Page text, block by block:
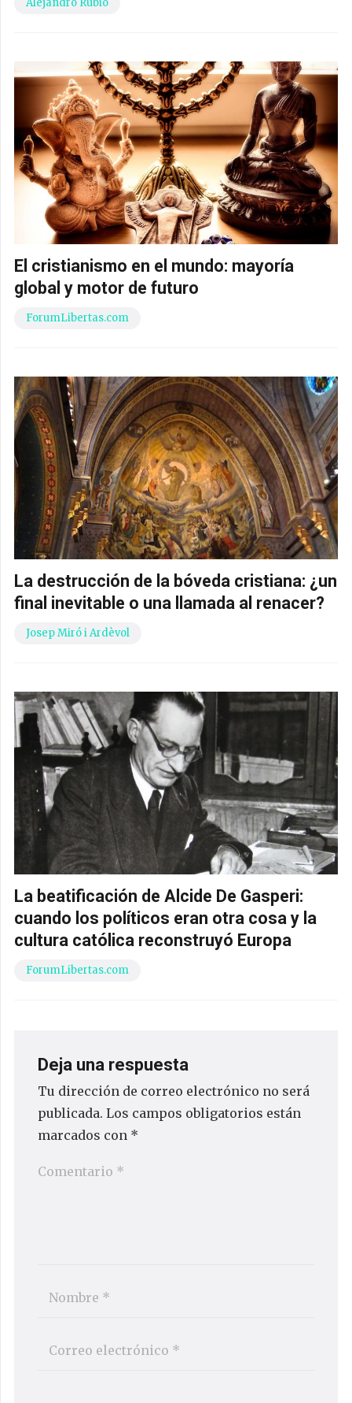
Alejandro Rubio
El cristianismo en el mundo: mayoría
global y motor de futuro
ForumLibertas.com
La destrucción de la bóveda cristiana: ¿un
final inevitable o una llamada al renacer?
Josep Miró i Ardèvol
La beatificación de Alcide De Gasperi:
cuando los políticos eran otra cosa y la
cultura católica reconstruyó Europa
ForumLibertas.com
Deja una respuesta
Tu dirección de correo electrónico no será
publicada. Los campos obligatorios están
marcados con *